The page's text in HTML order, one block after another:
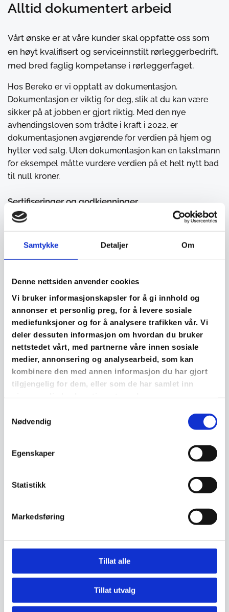
Samtykke Detaljer Om
Denne nettsiden anvender cookies
Vi bruker informasjonskapsler for å gi innhold og
annonser et personlig preg, for å levere sosiale
mediefunksjoner og for å analysere trafikken vår. Vi
deler dessuten informasjon om hvordan du bruker
nettstedet vårt, med partnerne våre innen sosiale
medier, annonsering og analysearbeid, som kan
kombinere den med annen informasjon du har gjort
tilgjengelig for dem, eller som de har samlet inn
Nødvendig
Egenskaper
Statistikk
Markedsføring
Tillat alle
Tillat utvalg
Alltid dokumentert arbeid
Vårt ønske er at våre kunder skal oppfatte oss som
en høyt kvalifisert og serviceinnstilt rørleggerbedrift,
med bred faglig kompetanse i rørleggerfaget.
Hos Bereko er vi opptatt av dokumentasjon.
Dokumentasjon er viktig for deg, slik at du kan være
sikker på at jobben er gjort riktig. Med den nye
avhendingsloven som trådte i kraft i 2022, er
dokumentasjonen avgjørende for verdien på hjem og
hytter ved salg. Uten dokumentasjon kan en takstmann
for eksempel måtte vurdere verdien på et helt nytt bad
til null kroner.
Sertifiseringer og godkjenninger
VVS Fagmann